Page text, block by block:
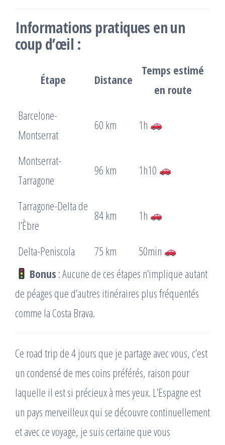
Informations pratiques en un
coup d’œil :
Étape Distance
Temps estimé
en route
Barcelone-
Montserrat
60 km 1h
Montserrat-
Tarragone
96 km 1h10
Tarragone-Delta de
l’Èbre
84 km 1h
Delta-Peniscola 75 km
50min
Bonus : Aucune de ces étapes n’implique autant
de péages que d’autres itinéraires plus fréquentés
comme la Costa Brava.
Ce road trip de 4 jours que je partage avec vous, c’est
un condensé de mes coins préférés, raison pour
laquelle il est si précieux à mes yeux. L’Espagne est
un pays merveilleux qui se découvre continuellement
et avec ce voyage, je suis certaine que vous